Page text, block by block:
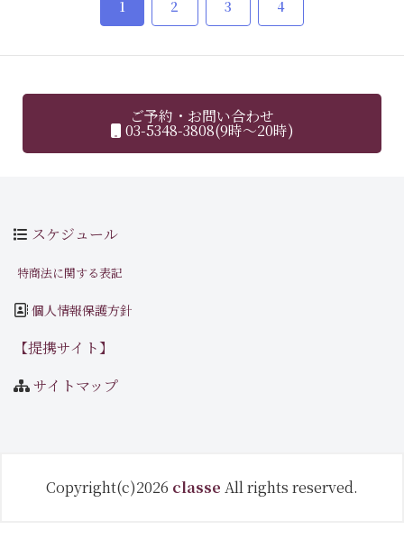
1 2 3 4
ご予約・お問い合わせ
03-5348-3808(9時～20時)
スケジュール
特商法に関する表記
個人情報保護方針
【提携サイト】
サイトマップ
Copyright(c)2026 classe All rights reserved.